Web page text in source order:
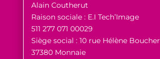
Alain Coutherut
Raison sociale : E.I Tech’Image
511 277 071 00029
Siège social : 10 rue Hélène Boucher
37380 Monnaie